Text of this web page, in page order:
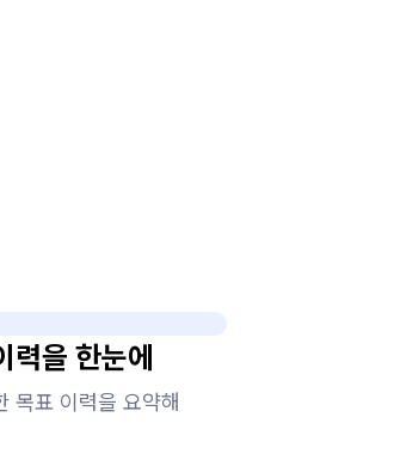
력을 한눈에
목표 이력을 요약해